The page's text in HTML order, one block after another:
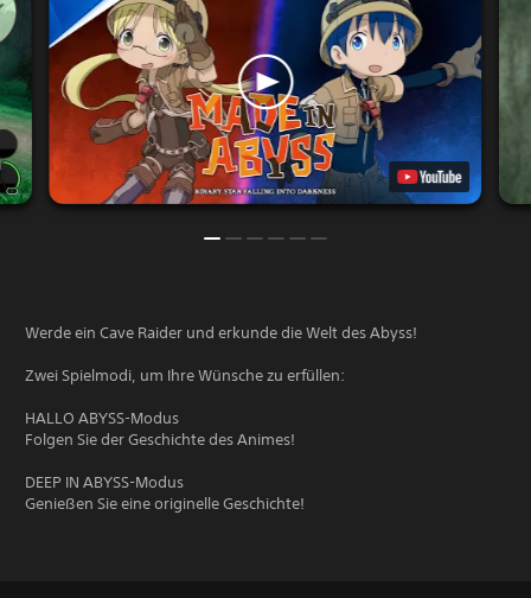
Werde ein Cave Raider und erkunde die Welt des Abyss!
Zwei Spielmodi, um Ihre Wünsche zu erfüllen:
HALLO ABYSS-Modus
Folgen Sie der Geschichte des Animes!
DEEP IN ABYSS-Modus
Genießen Sie eine originelle Geschichte!